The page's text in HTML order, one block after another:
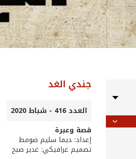
جندي الغد
العدد 416 - شباط 2020
قصة وعبرة
إعداد: ديما سليم ضومط
تصميم غرافيكي: غدير صبح